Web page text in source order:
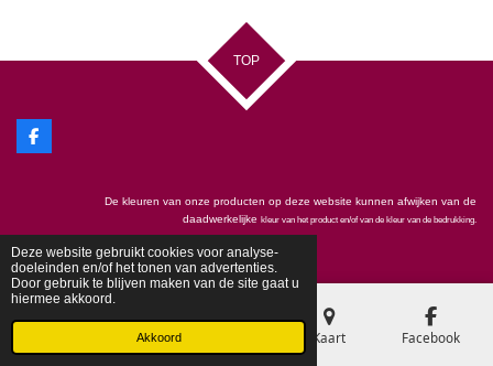
Deze website gebruikt cookies voor analyse-
doeleinden en/of het tonen van advertenties.
Door gebruik te blijven maken van de site gaat u
hiermee akkoord.
Akkoord
TOP
F
a
o
k
De kleuren van onze producten op deze website kunnen afwijken van de
daadwerkelijke kleur van het product en/of van de kleur van de bedrukking.
Telefoonnummer Kaart Facebook